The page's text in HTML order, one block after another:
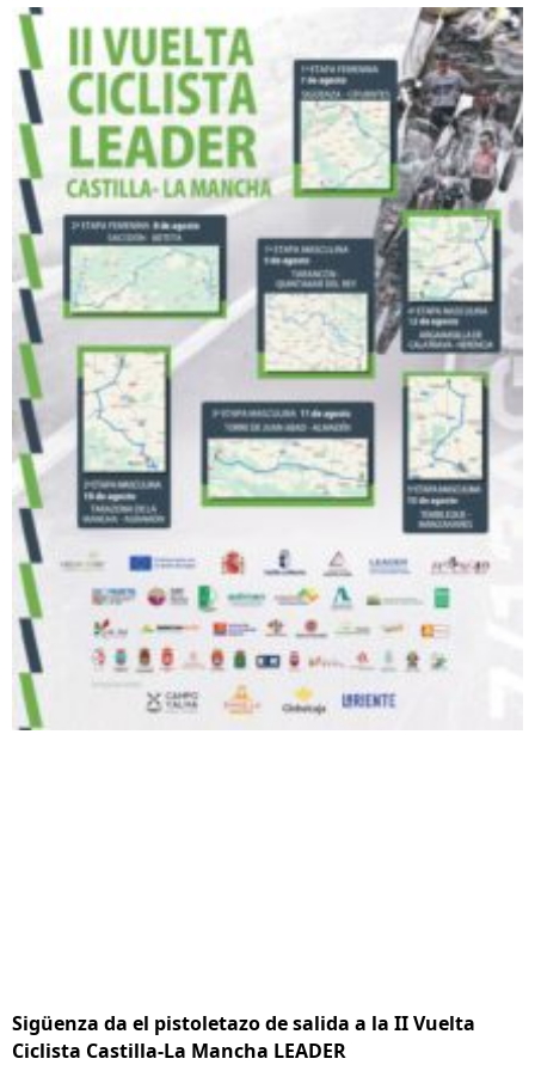
Sigüenza da el pistoletazo de salida a la II Vuelta
Ciclista Castilla-La Mancha LEADER